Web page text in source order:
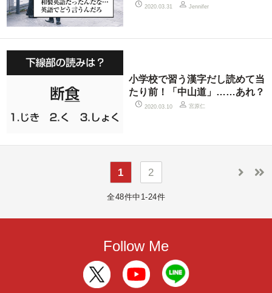
2020.03.31 Jennifer
小学校で習う漢字だし読めて当
たり前！「中山道」……あれ？
2020.03.10 宮原仁
1 2
全48件中1-24件
Follow Me